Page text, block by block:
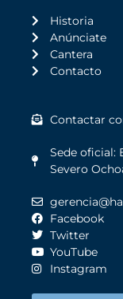
Historia
Anúnciate
Cantera
Contacto
Contactar
Sede oficial:
Severo
Facebook
Twitter
YouTube
Instagram